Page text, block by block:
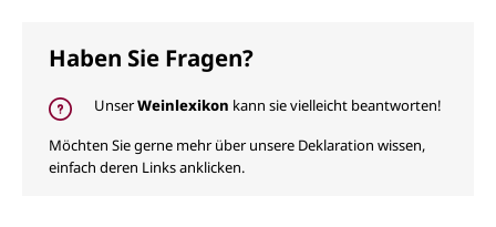
Haben Sie Fragen?
UnserWeinlexikon kann sie vielleicht beantworten!
Möchten Sie gerne mehr über unsere Deklaration wissen,
einfach deren Links anklicken.